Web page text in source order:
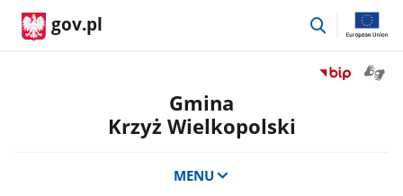
gov.pl
przejdź
Przejdź
Gmina
Krzyż Wielkopolski
MENU